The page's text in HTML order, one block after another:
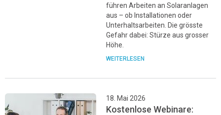
führen Arbeiten an Solaranlagen
aus – ob Installationen oder
Unterhaltsarbeiten. Die grösste
Gefahr dabei: Stürze aus grosser
Höhe.
WEITERLESEN
18. Mai 2026
Kostenlose Webinare: